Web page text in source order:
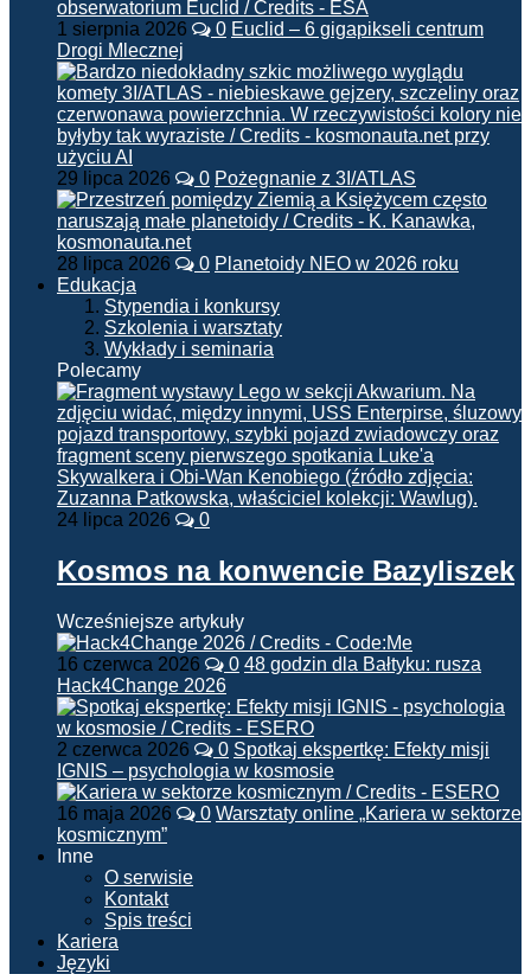
1 sierpnia 2026 0 Euclid – 6 gigapikseli centrum
Drogi Mlecznej
29 lipca 2026 0 Pożegnanie z 3I/ATLAS
28 lipca 2026 0 Planetoidy NEO w 2026 roku
Edukacja
Stypendia i konkursy
Szkolenia i warsztaty
Wykłady i seminaria
Polecamy
24 lipca 2026 0
Kosmos na konwencie Bazyliszek
Wcześniejsze artykuły
16 czerwca 2026 0 48 godzin dla Bałtyku: rusza
Hack4Change 2026
2 czerwca 2026 0 Spotkaj ekspertkę: Efekty misji
IGNIS – psychologia w kosmosie
16 maja 2026 0 Warsztaty online „Kariera w sektorze
kosmicznym”
Inne
O serwisie
Kontakt
Spis treści
Kariera
Języki